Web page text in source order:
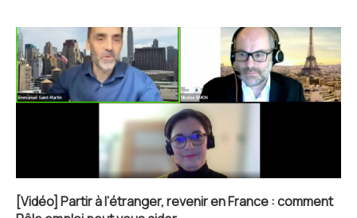
[Vidéo] Partir à l’étranger, revenir en France : comment